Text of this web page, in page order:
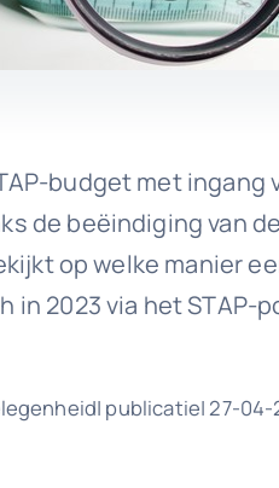
budget met ingang
de beëindiging van
op welke manier
2023 via het
publicatie| 27-